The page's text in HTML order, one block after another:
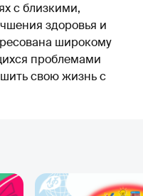
с близкими,
здоровья и
широкому
проблемами
свою жизнь с